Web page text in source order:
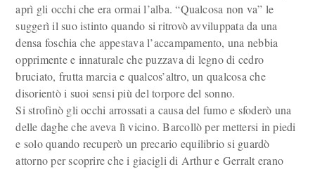
aprì gli occhi che era ormai l’alba. “Qualcosa non va” le
suggerì il suo istinto quando si ritrovò avviluppata da una
densa foschia che appestava l’accampamento, una nebbia
opprimente e innaturale che puzzava di legno di cedro
bruciato, frutta marcia e qualcos’altro, un qualcosa che
disorientò i suoi sensi più del torpore del sonno.
Si strofinò gli occhi arrossati a causa del fumo e sfoderò una
delle daghe che aveva lì vicino. Barcollò per mettersi in piedi
e solo quando recuperò un precario equilibrio si guardò
attorno per scoprire che i giacigli di Arthur e Gerralt erano